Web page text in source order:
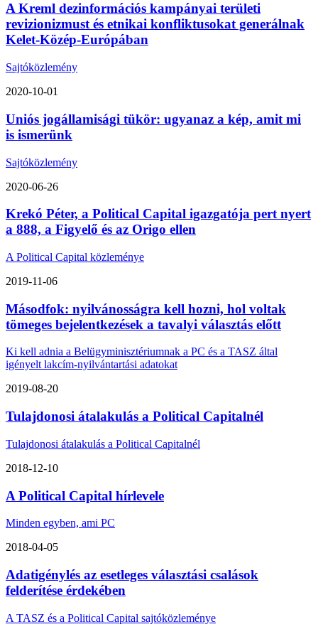
A Kreml dezinformációs kampányai területi
revizionizmust és etnikai konfliktusokat generálnak
Kelet-Közép-Európában
Sajtóközlemény
2020-10-01
Uniós jogállamisági tükör: ugyanaz a kép, amit mi
is ismerünk
Sajtóközlemény
2020-06-26
Krekó Péter, a Political Capital igazgatója pert nyert
a 888, a Figyelő és az Origo ellen
A Political Capital közleménye
2019-11-06
Másodfok: nyilvánosságra kell hozni, hol voltak
tömeges bejelentkezések a tavalyi választás előtt
Ki kell adnia a Belügyminisztériumnak a PC és a TASZ által
igényelt lakcím-nyilvántartási adatokat
2019-08-20
Tulajdonosi átalakulás a Political Capitalnél
Tulajdonosi átalakulás a Political Capitalnél
2018-12-10
A Political Capital hírlevele
Minden egyben, ami PC
2018-04-05
Adatigénylés az esetleges választási csalások
felderítése érdekében
A TASZ és a Political Capital sajtóközleménye